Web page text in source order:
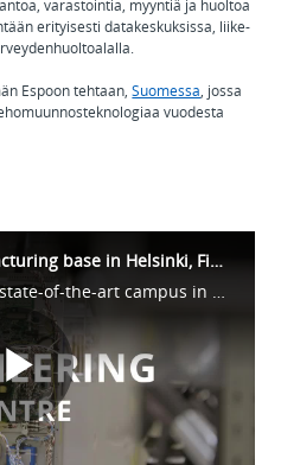
varastointia, myyntiä ja huoltoa
erityisesti datakeskuksissa, liike-
Espoon tehtaan,Suomessa, jossa
vuodesta
Eaton opens new manufacturing base in Helsinki, Finland
Play